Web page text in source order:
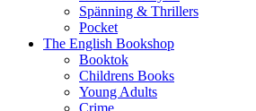
Spänning & Thrillers
Pocket
The English Bookshop
Booktok
Childrens Books
Young Adults
Crime